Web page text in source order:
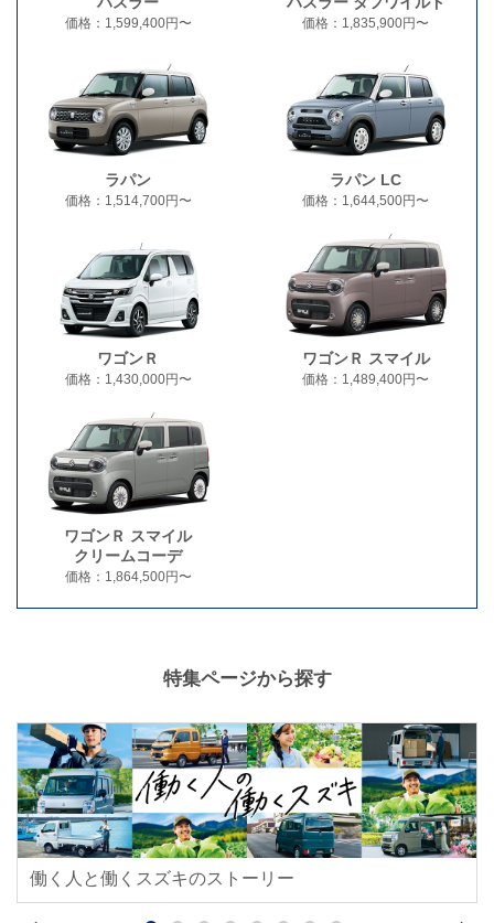
価格：1,599,400円〜 価格：1,835,900円〜
ラパン
価格：1,514,700円〜
ラパン LC
価格：1,644,500円〜
ワゴンＲ
価格：1,430,000円〜
ワゴンＲ スマイル
価格：1,489,400円〜
ワゴンＲ スマイル
クリームコーデ
価格：1,864,500円〜
クロスビー
価格：2,157,100円〜
ジム
価格：
ジムニー ノマド
e ビターラ
価格：3,993,000円〜 価格：
スペーシア ベース
価格：1,471,800円〜 価格：
エブリイ 車いす移動車
価格：1,925,000円〜
エブ
車い
価格：
特集ページから探す
働く人と働くスズキのストーリー